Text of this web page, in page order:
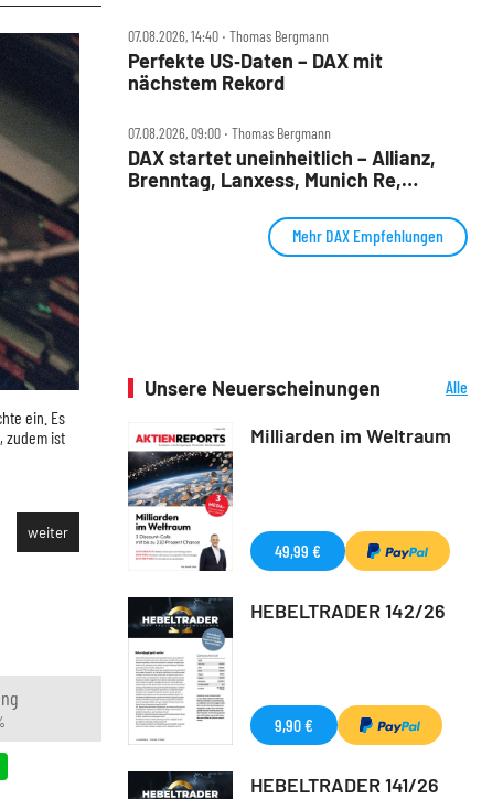
ein. Es
zudem ist
steigende Zinsen macht. Der Markt wird immer nervöser. Dann
von United Airlines sei geplatzt. Die Anleger befürchten eine
Banken – und verkaufen massiv Aktien.
weiter
07.08.2026, 14:40 ‧ Thomas Bergmann
Perfekte US‑Daten – DAX mit
nächstem Rekord
07.08.2026, 09:00 ‧ Thomas Bergmann
DAX startet uneinheitlich – Allianz,
Brenntag, Lanxess, Munich Re,
Mehr DAX Empfehlungen
Unsere Neuerscheinungen
Alle
Milliarden im Weltraum
49,99 €
HEBELTRADER 142/26
9,90 €
HEBELTRADER 141/26